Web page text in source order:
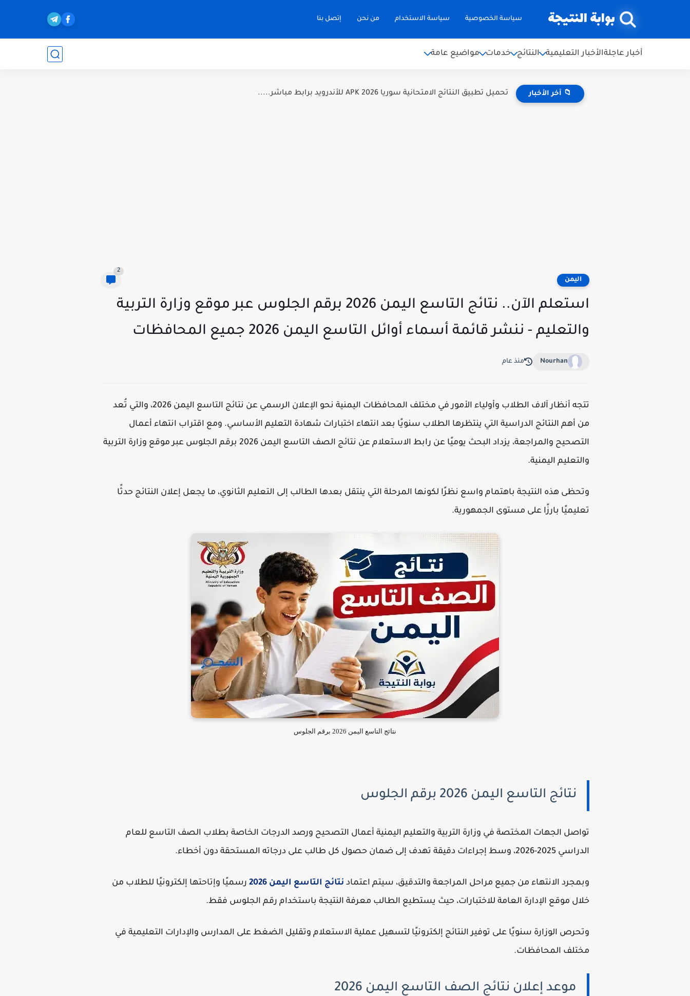
بوابة النتيجة سياسة الخصوصية سياسة الاستخدام من نحن إتصل بنا
أخبار عاجلةالأخبار التعليمية النتائج خدمات مواضيع عامة
📁 آخر الأخبار تحميل تطبيق النتائج الامتحانية سوريا 2026 APK للأندرويد برابط مباشر.....
اليمن
2
استعلم الآن.. نتائج التاسع اليمن 2026 برقم الجلوس عبر موقع وزارة التربية
والتعليم - ننشر قائمة أسماء أوائل التاسع اليمن 2026 جميع المحافظات
Nourhan منذ عام
تتجه أنظار آلاف الطلاب وأولياء الأمور في مختلف المحافظات اليمنية نحو الإعلان الرسمي عن نتائج التاسع اليمن 2026
، والتي تُعد
من أهم النتائج الدراسية التي ينتظرها الطلاب سنويًا بعد انتهاء اختبارات شهادة التعليم الأساسي. ومع اقتراب انتهاء أعمال
التصحيح والمراجعة، يزداد البحث يوميًا عن رابط الاستعلام عن نتائج الصف التاسع اليمن 2026 برقم الجلوس
عبر موقع وزارة التربية
والتعليم اليمنية.
وتحظى هذه النتيجة باهتمام واسع نظرًا لكونها المرحلة التي ينتقل بعدها الطالب إلى التعليم الثانوي، ما يجعل إعلان النتائج حدثًا
تعليميًا بارزًا على مستوى الجمهورية.
نتائج التاسع اليمن 2026 برقم الجلوس
نتائج التاسع اليمن 2026 برقم الجلوس
تواصل الجهات المختصة في وزارة التربية والتعليم اليمنية أعمال التصحيح ورصد الدرجات الخاصة بطلاب الصف التاسع للعام
الدراسي 2025-2026، وسط إجراءات دقيقة تهدف إلى ضمان حصول كل طالب على درجاته المستحقة دون أخطاء.
وبمجرد الانتهاء من جميع مراحل المراجعة والتدقيق، سيتم اعتماد نتائج التاسع اليمن 2026
رسميًا وإتاحتها إلكترونيًا للطلاب من
خلال موقع الإدارة العامة للاختبارات، حيث يستطيع الطالب معرفة النتيجة باستخدام رقم الجلوس فقط.
وتحرص الوزارة سنويًا على توفير النتائج إلكترونيًا لتسهيل عملية الاستعلام وتقليل الضغط على المدارس والإدارات التعليمية في
مختلف المحافظات.
موعد إعلان نتائج الصف التاسع اليمن 2026